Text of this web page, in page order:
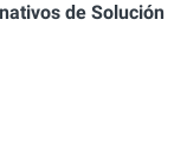
de Solución